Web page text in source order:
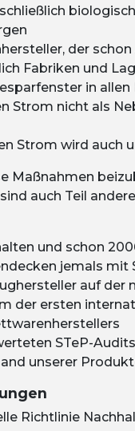
der
Fabriken und
in allen
Strom nicht als
Strom wird
Maßnahmen
auch Teil
und schon
jemals mit
auf
der ersten
STeP-
unserer
Richtlinie